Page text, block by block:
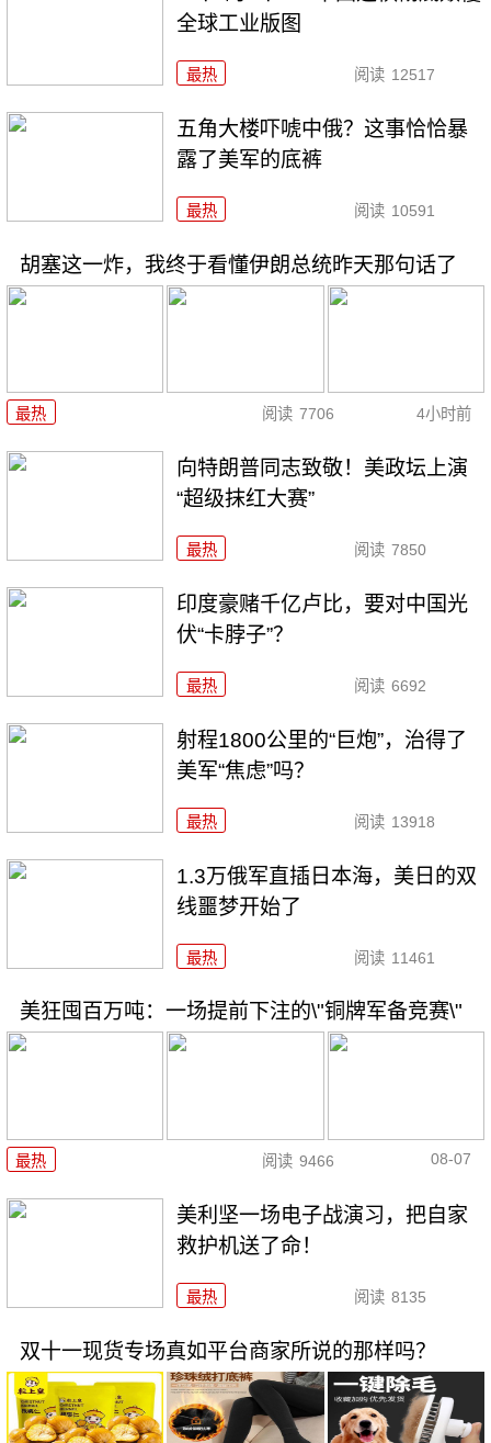
全球工业版图
最热 阅读 12517
五角大楼吓唬中俄？这事恰恰暴
露了美军的底裤
最热 阅读 10591
胡塞这一炸，我终于看懂伊朗总统昨天那句话了
最热 阅读 7706 4小时前
向特朗普同志致敬！美政坛上演
“超级抹红大赛”
最热 阅读 7850
印度豪赌千亿卢比，要对中国光
伏“卡脖子”？
最热 阅读 6692
射程1800公里的“巨炮”，治得了
美军“焦虑”吗？
最热 阅读 13918
1.3万俄军直插日本海，美日的双
线噩梦开始了
最热 阅读 11461
美狂囤百万吨：一场提前下注的\"铜牌军备竞赛\"
最热 阅读 9466 08-07
美利坚一场电子战演习，把自家
救护机送了命！
最热 阅读 8135
双十一现货专场真如平台商家所说的那样吗？